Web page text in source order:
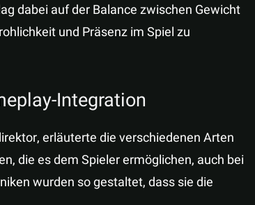
dabei auf der Balance zwischen Gewicht
und Präsenz im Spiel zu
Integration
erläuterte die verschiedenen Arten
die es dem Spieler ermöglichen, auch bei
wurden so gestaltet, dass sie die